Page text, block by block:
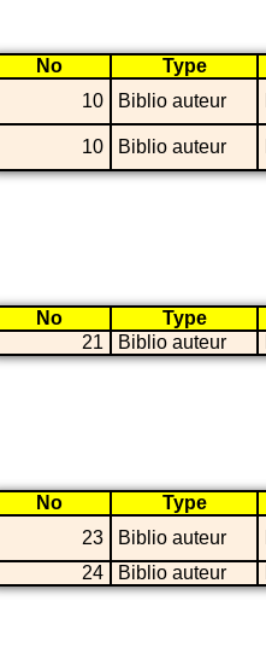
No Type
10
Biblio auteur
10
Biblio auteur
No Type
21
Biblio auteur
No Type
23
Biblio auteur
24
Biblio auteur